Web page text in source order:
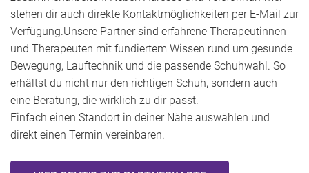
stehen dir auch direkte Kontaktmöglichkeiten per E-Mail zur
Verfügung.Unsere Partner sind erfahrene Therapeutinnen
und Therapeuten mit fundiertem Wissen rund um gesunde
Bewegung, Lauftechnik und die passende Schuhwahl. So
erhältst du nicht nur den richtigen Schuh, sondern auch
eine Beratung, die wirklich zu dir passt.
Einfach einen Standort in deiner Nähe auswählen und
direkt einen Termin vereinbaren.